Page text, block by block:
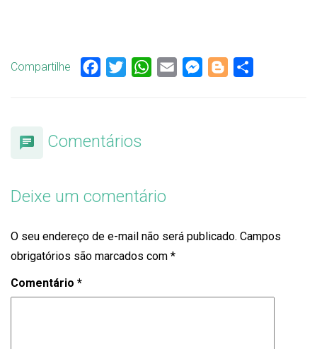
Compartilhe Facebook
TwitterWhatsApp
Email Messenger
Blogger
Comentários
Deixe um comentário
O seu endereço de e-mail não será publicado. Campos
obrigatórios são marcados com *
Comentário *